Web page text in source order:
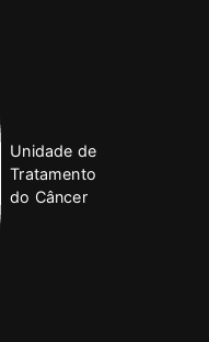
Unidade de
Tratamento
do Câncer